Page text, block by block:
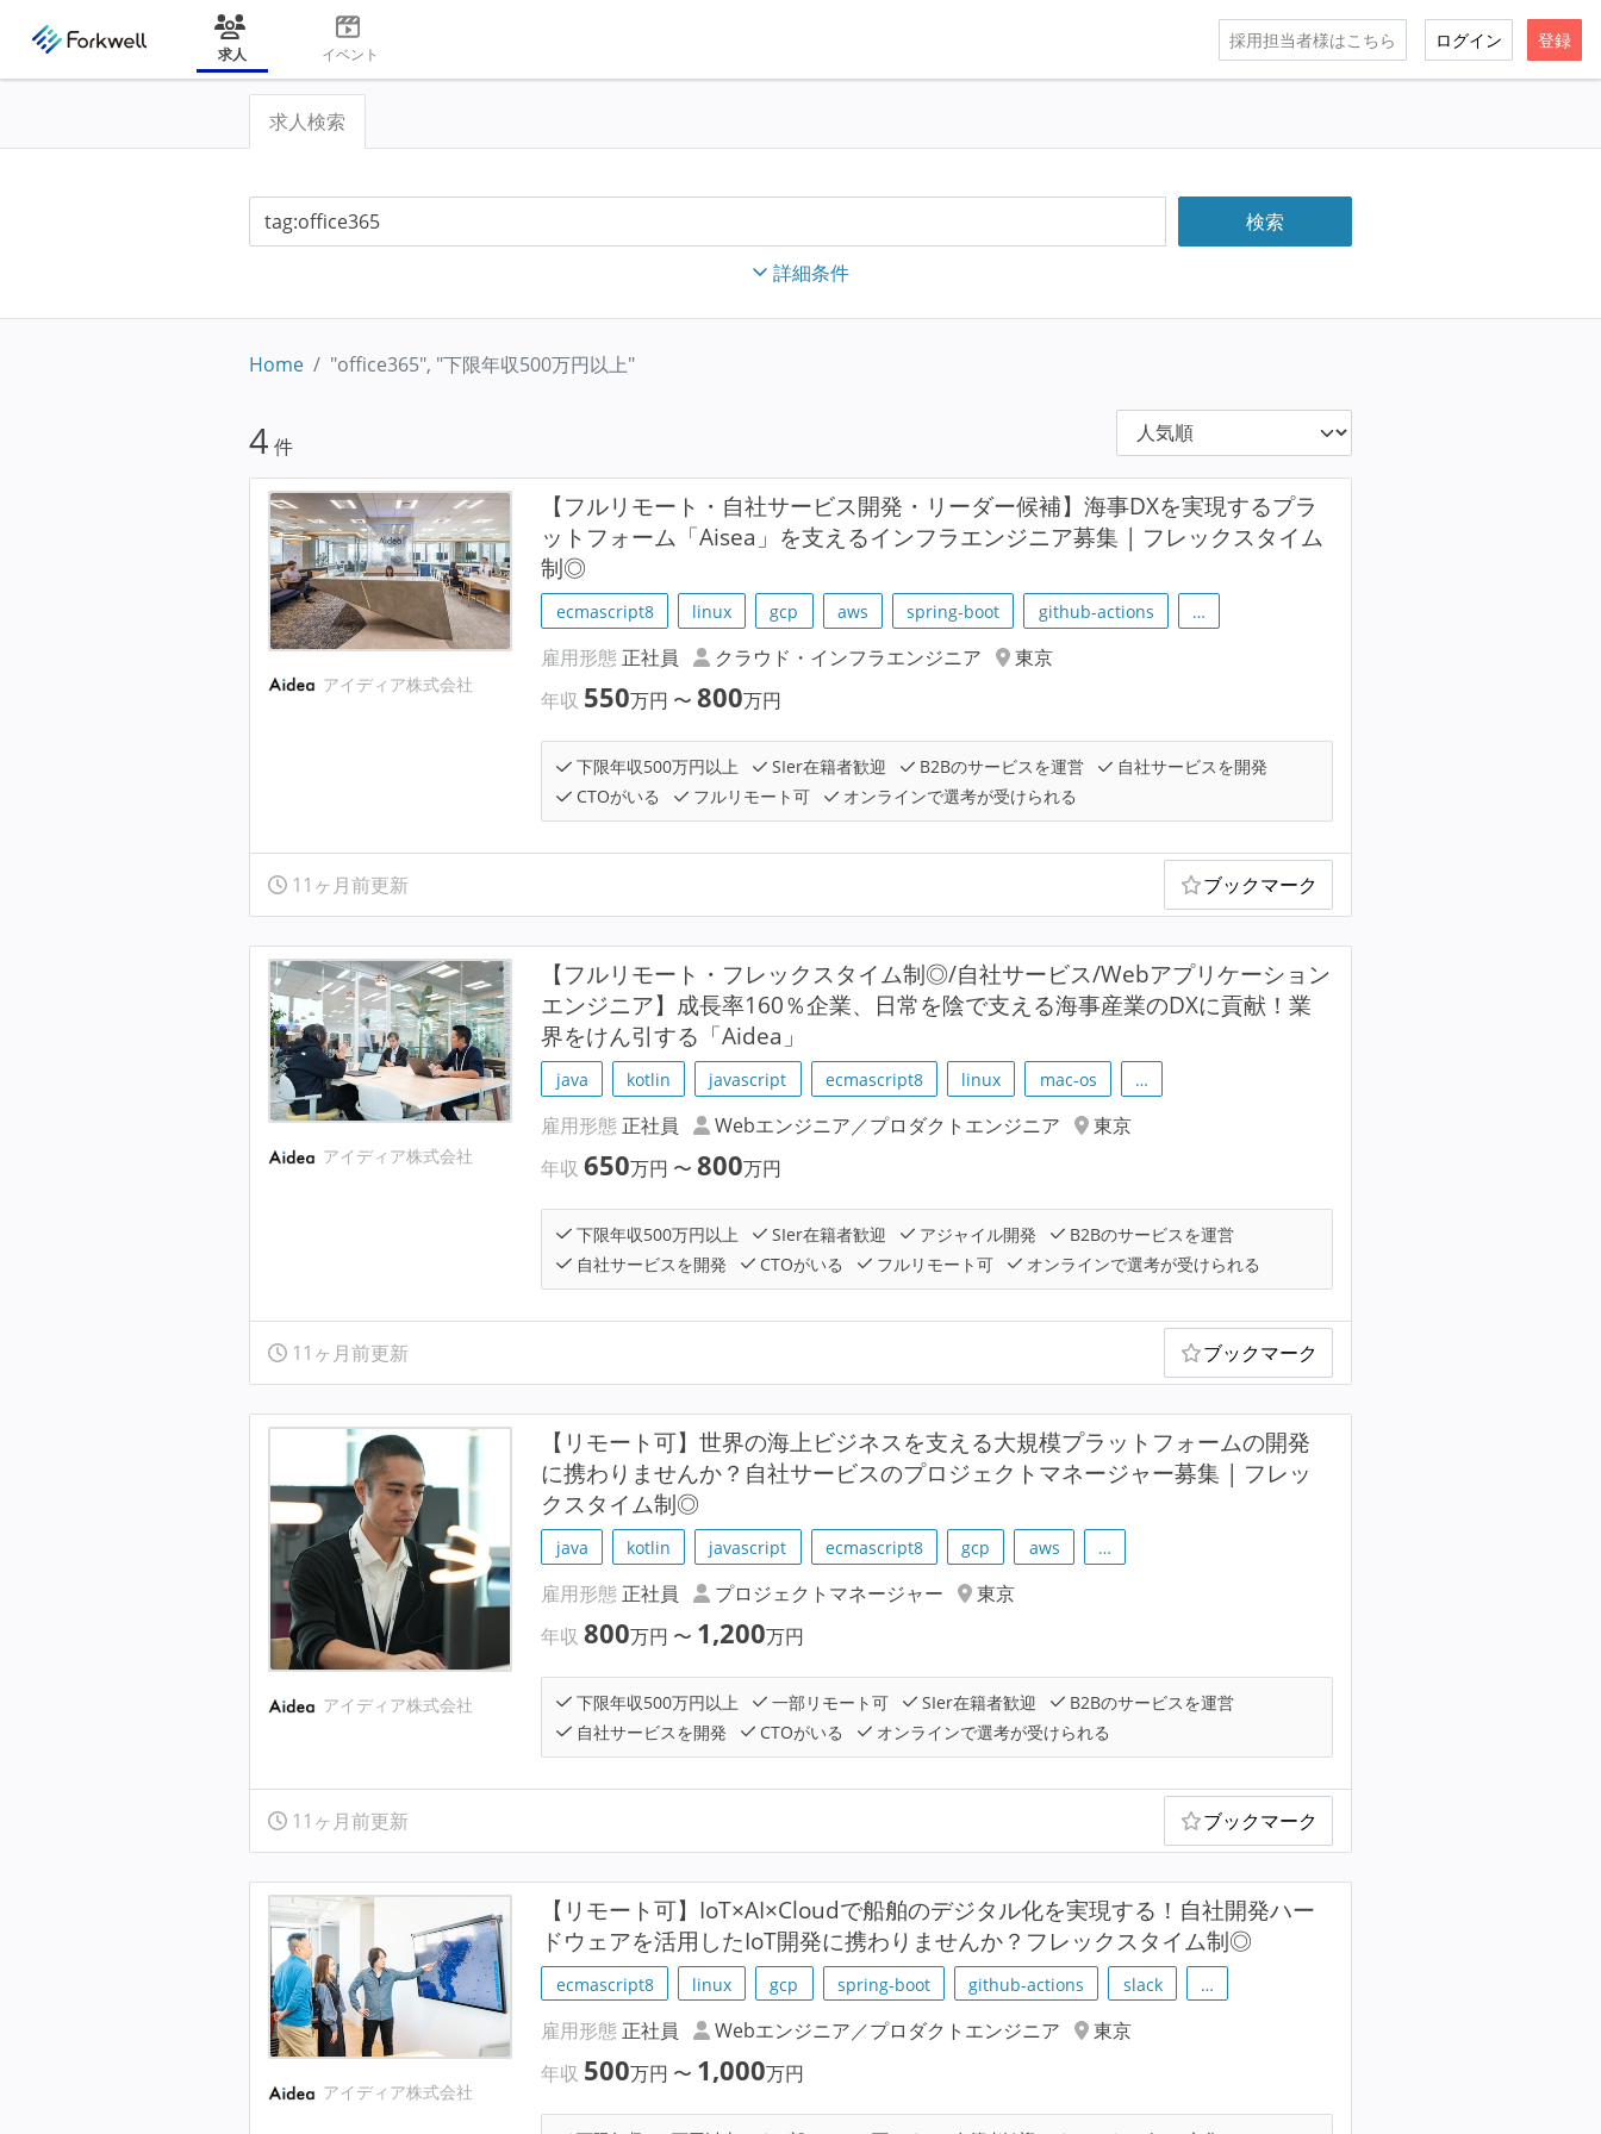
求人 イベント
採用担当者様はこちら ログイン 登録
求人検索
詳細条件
Home "office365", "下限年収500万円以上"
4 件
アイディア株式会社
【フルリモート・自社サービス開発・リーダー候補】海事DXを実現するプラ
ットフォーム「Aisea」を支えるインフラエンジニア募集 | フレックスタイム
制◎
ecmascript8 linux gcp aws spring-boot github-actions …
雇用形態 正社員 クラウド・インフラエンジニア
東京
年収 550万円 〜800万円
下限年収500万円以上 SIer在籍者歓迎 B2Bのサービスを運営
自社サービスを開発
CTOがいる
フルリモート可 オンラインで選考が受けられる
11ヶ月前更新 ブックマーク
アイディア株式会社
【フルリモート・フレックスタイム制◎/自社サービス/Webアプリケーション
エンジニア】成長率160％企業、日常を陰で支える海事産業のDXに貢献！業
界をけん引する「Aidea」
java kotlin javascript ecmascript8 linux mac-os …
雇用形態 正社員 Webエンジニア／プロダクトエンジニア
東京
年収650万円 〜800万円
下限年収500万円以上 SIer在籍者歓迎 アジャイル開発
B2Bのサービスを運営
自社サービスを開発
CTOがいる フルリモート可 オンラインで選考が受けられる
11ヶ月前更新 ブックマーク
アイディア株式会社
【リモート可】世界の海上ビジネスを支える大規模プラットフォームの開発
に携わりませんか？自社サービスのプロジェクトマネージャー募集 | フレッ
クスタイム制◎
java kotlin javascript ecmascript8 gcp aws …
雇用形態 正社員 プロジェクトマネージャー
東京
年収800万円 〜 1,200万円
下限年収500万円以上 一部リモート可 SIer在籍者歓迎
B2Bのサービスを運営
自社サービスを開発
CTOがいる オンラインで選考が受けられる
11ヶ月前更新 ブックマーク
アイディア株式会社
【リモート可】IoT×AI×Cloudで船舶のデジタル化を実現する！自社開発ハー
ドウェアを活用したIoT開発に携わりませんか？フレックスタイム制◎
ecmascript8 linux gcp spring-boot github-actions slack …
雇用形態 正社員 Webエンジニア／プロダクトエンジニア
東京
年収 500万円 〜 1,000万円